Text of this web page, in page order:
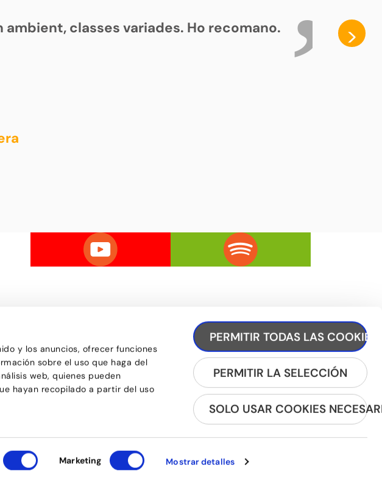
y los anuncios, ofrecer funciones
sobre el uso que haga del
web, quienes pueden
hayan recopilado a partir del uso
Marketing Mostrar detalles
PERMITIR TODAS LAS COOKIES
PERMITIR LA SELECCIÓN
SOLO USAR COOKIES
classes variades. Ho recomano. >
d'Utset, 11-13
– Barcelona
602/680 455 807
REGISTRA'T A LA NEWSLETTER